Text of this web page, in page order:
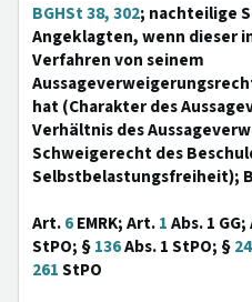
BGHSt 38, 302; nachteilige
Angeklagten, wenn dieser
Verfahren von seinem
hat (Charakter des
Verhältnis des
Schweigerecht des
Selbstbelastungsfreiheit);
Art.6EMRK; Art.1Abs. 1
StPO; §136Abs. 1 StPO; §
261StPO